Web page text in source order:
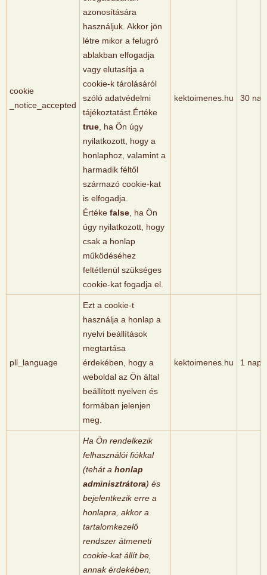
cookie
_notice_accepted
azonosítására
használjuk. Akkor jön
létre mikor a felugró
ablakban elfogadja
vagy elutasítja a
cookie-k tárolásáról
szóló adatvédelmi
tájékoztatást.Értéke
true , ha Ön úgy
nyilatkozott, hogy a
honlaphoz, valamint a
harmadik féltől
származó cookie-kat
is elfogadja.
Értéke false , ha Ön
úgy nyilatkozott, hogy
csak a honlap
működéséhez
feltétlenül szükséges
cookie-kat fogadja el.
kektoimenes.hu 30 nap
pll_language
Ezt a cookie-t
használja a honlap a
nyelvi beállítások
megtartása
érdekében, hogy a
weboldal az Ön által
beállított nyelven és
formában jelenjen
meg.
kektoimenes.hu 1 nap
Ha Ön rendelkezik
felhasználói fiókkal
(tehát a honlap
adminisztrátora) és
bejelentkezik erre a
honlapra, akkor a
tartalomkezelő
rendszer átmeneti
cookie-kat állít be,
annak érdekében,